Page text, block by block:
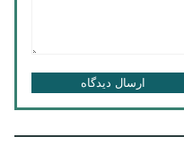
ارسال دیدگاه